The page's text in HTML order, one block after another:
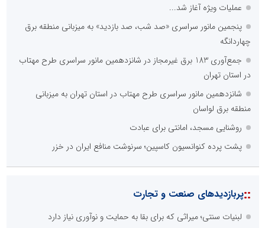
عملیات ویژه آغاز شد...
پنجمین مانور سراسری «صد شب، صد بازدید» به میزبانی منطقه برق
چهاردانگه
جمع‌آوری 183 برق غیرمجاز در شانزدهمین مانور سراسری طرح مهتاب
در استان تهران
شانزدهمین مانور سراسری طرح مهتاب در استان تهران به میزبانی
منطقه برق لواسان
روشنایی مسجد، امانتی برای عبادت
پشت پرده کنوانسیون کاسپین؛ سرنوشت منافع ایران در خزر
::پربازدیدهای صنعت و تجارت
لبنیات سنتی؛ میراثی که برای بقا به حمایت و نوآوری نیاز دارد